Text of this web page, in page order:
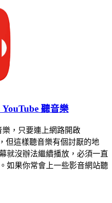
YouTube 聽音樂
，只要連上網路開啟
但這樣聽音樂有個討厭的地
就沒辦法繼續播放，必須一直
如果你常會上一些影音網站聽